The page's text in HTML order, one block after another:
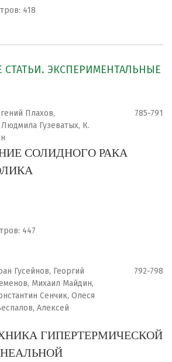
418
ЭКСПЕРИМЕНТАЛЬНЫЕ
Плахов,
Гузеватых, К.
785-791
СОЛИДНОГО РАКА
447
Гусейнов, Георгий
Михаил Майдин,
Сенчик, Олеся
Алексей
792-798
ГИПЕРТЕРМИЧЕСКОЙ